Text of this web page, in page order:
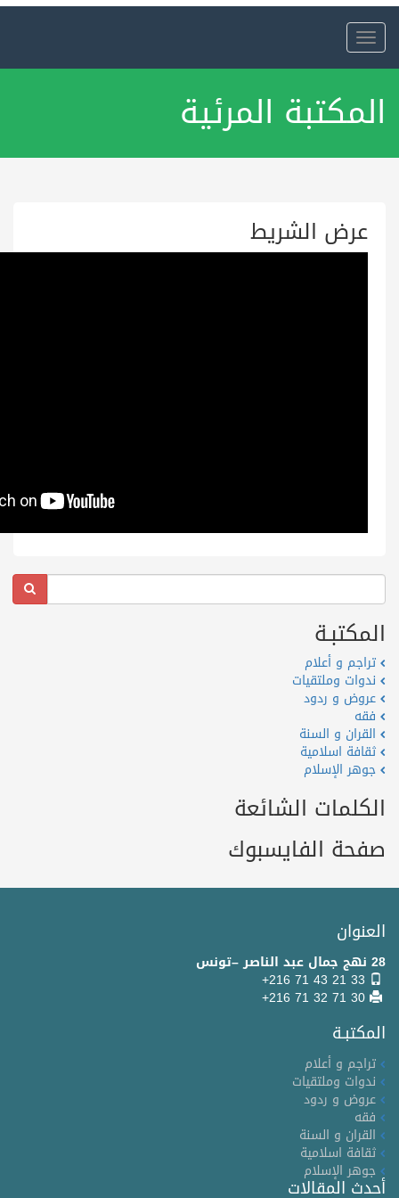
Toggle
navigation
المكتبة المرئية
عرض الشريط
المكتبـة
تراجم و أعلام
ندوات وملتقيات
عروض و ردود
فقه
القران و السنة
ثقافة اسلامية
جوهر الإسلام
الكلمات الشائعة
صفحة الفايسبوك
العنوان
28 نهج جمال عبد الناصر –تونس
+216 71 43 21 33
+216 71 32 71 30
المكتبـة
تراجم و أعلام
ندوات وملتقيات
عروض و ردود
فقه
القران و السنة
ثقافة اسلامية
جوهر الإسلام
أحدث المقالات